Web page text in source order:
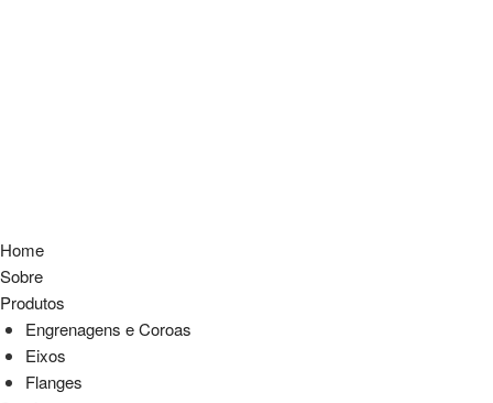
Home
Sobre
Produtos
Engrenagens e Coroas
Eixos
Flanges